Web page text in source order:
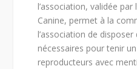
l’association, validée
Canine, permet à la
l’association de
nécessaires pour tenir
reproducteurs avec